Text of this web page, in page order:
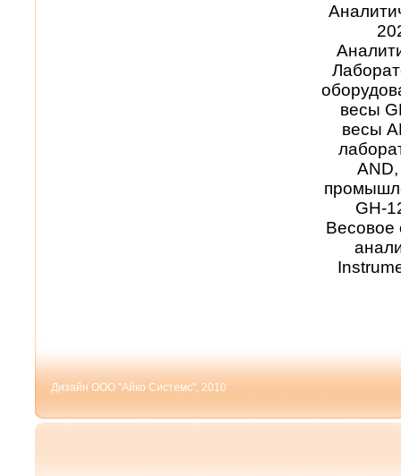
весы
весы
GH-
Весовое
Дизайн ООО "Айко Системс", 2010